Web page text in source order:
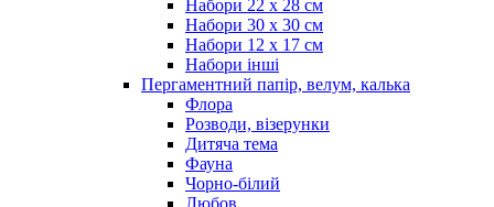
Набори 22 х 28 см
Набори 30 х 30 см
Набори 12 х 17 см
Набори інші
Пергаментний папір, велум, калька
Флора
Розводи, візерунки
Дитяча тема
Фауна
Чорно-білий
Любов